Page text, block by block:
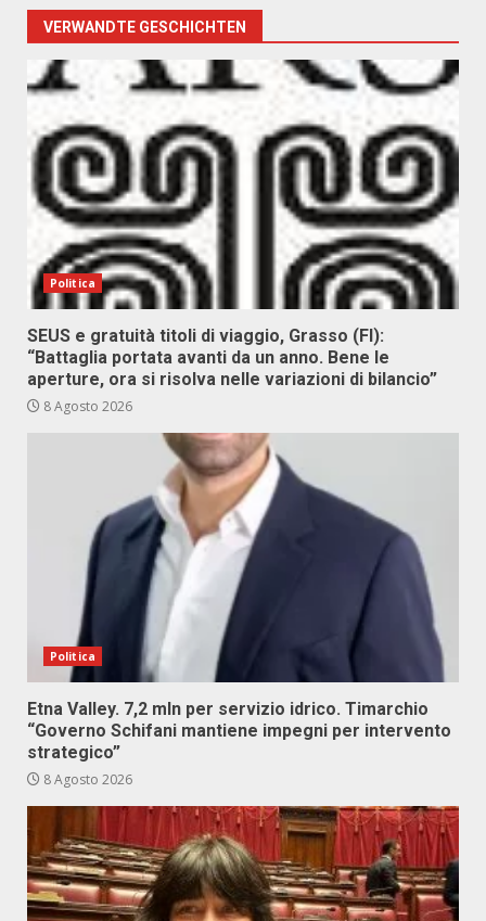
VERWANDTE GESCHICHTEN
Politica
SEUS e gratuità titoli di viaggio, Grasso (FI):
“Battaglia portata avanti da un anno. Bene le
aperture, ora si risolva nelle variazioni di bilancio”
8 Agosto 2026
Politica
Etna Valley. 7,2 mln per servizio idrico. Timarchio
“Governo Schifani mantiene impegni per intervento
strategico”
8 Agosto 2026